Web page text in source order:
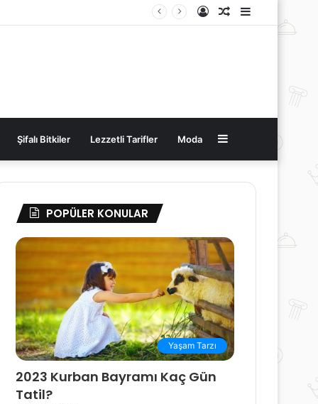
Kenar
Bölmesi
Rastgele
Kayıt
Şifalı Bitkiler Lezzetli Tarifler Moda Kenar
Bölmesi
POPÜLER KONULAR
Yaşam Tarzı
2023 Kurban Bayramı Kaç Gün
Tatil?